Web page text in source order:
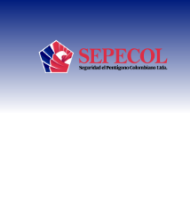
Ir
al
contenido